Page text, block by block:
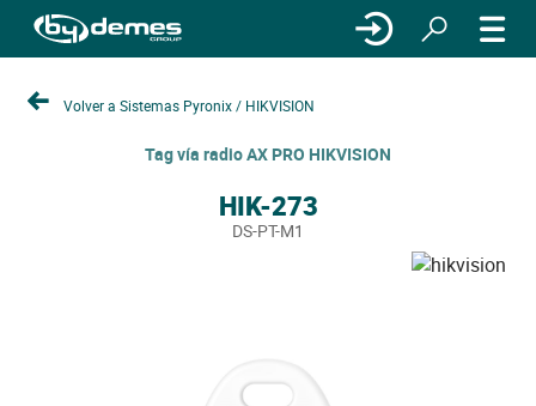
Volver a Sistemas Pyronix / HIKVISION
Tag vía radio AX PRO HIKVISION
HIK-273
DS-PT-M1